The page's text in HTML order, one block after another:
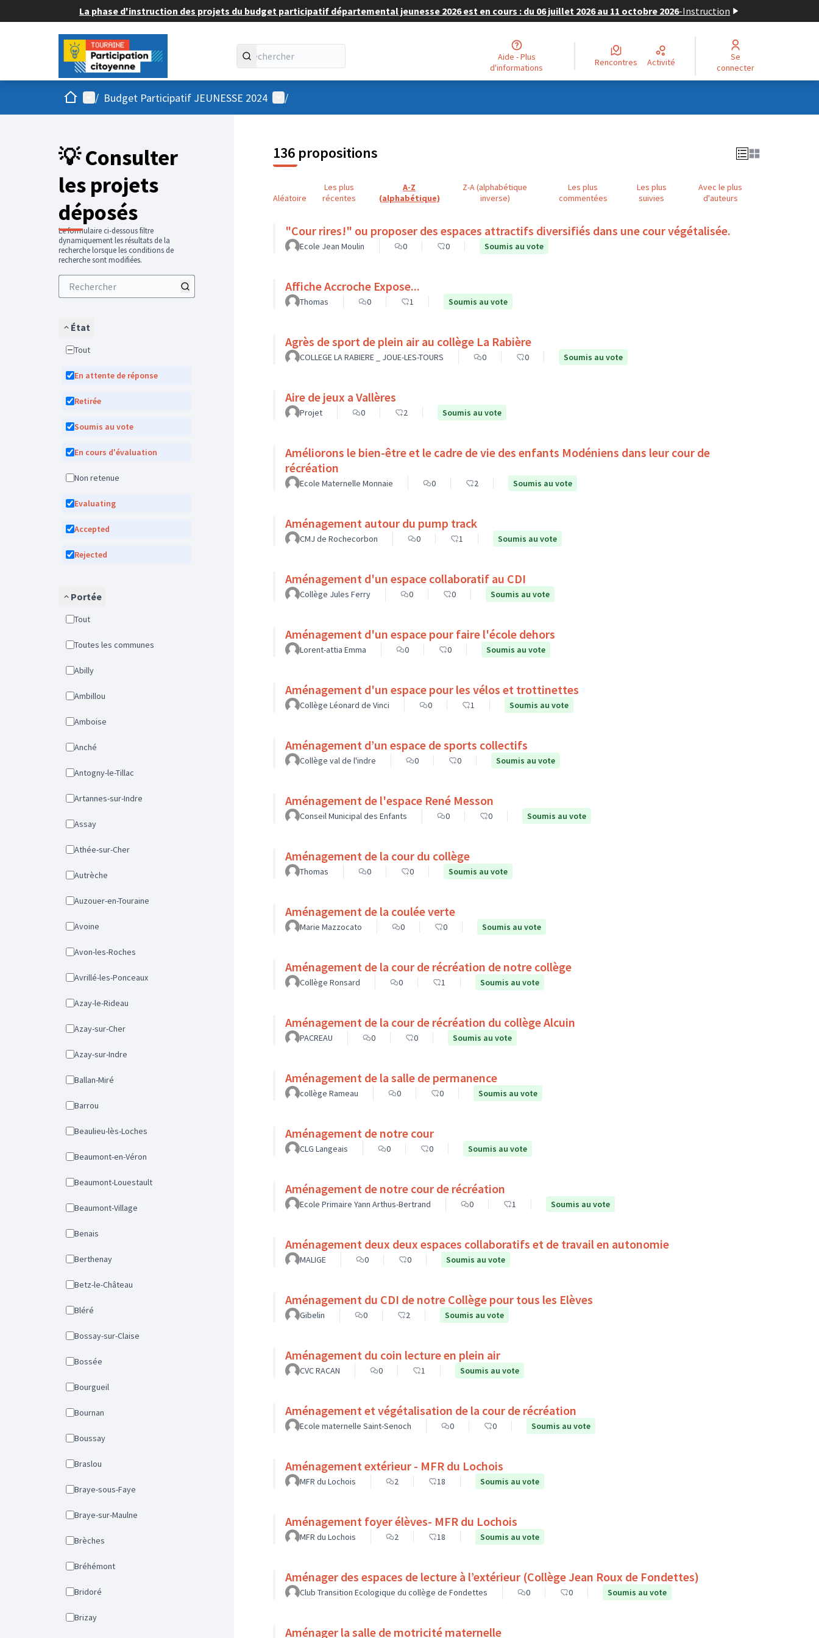
La phase d'instruction des projets du budget participatif départemental jeunesse 2026 est en cours : du 06 juillet 2026 au 11 octobre 2026-Instruction
Aide - Plus
d'informations
Rencontres Activité
Se
connecter
AccueilMenu principal
/ Budget Participatif JEUNESSE 2024 Menu utilisateur
/
💡 Consulter
les projets
déposés
Le formulaire ci-dessous filtre
dynamiquement les résultats de la
recherche lorsque les conditions de
recherche sont modifiées.
État
Tout
En attente de réponse
Retirée
Soumis au vote
En cours d'évaluation
Non retenue
Evaluating
Accepted
Rejected
Portée
Tout
Toutes les communes
Abilly
Ambillou
Amboise
Anché
Antogny-le-Tillac
Artannes-sur-Indre
Assay
Athée-sur-Cher
Autrèche
Auzouer-en-Touraine
Avoine
Avon-les-Roches
Avrillé-les-Ponceaux
Azay-le-Rideau
Azay-sur-Cher
Azay-sur-Indre
Ballan-Miré
Barrou
Beaulieu-lès-Loches
Beaumont-en-Véron
Beaumont-Louestault
Beaumont-Village
Benais
Berthenay
Betz-le-Château
Bléré
Bossay-sur-Claise
Bossée
Bourgueil
Bournan
Boussay
Braslou
Braye-sous-Faye
Braye-sur-Maulne
Brèches
Bréhémont
Bridoré
Brizay
136 propositions
Aléatoire
Les plus
récentes
A-Z
(alphabétique)
Z-A (alphabétique
inverse)
Les plus
commentées
Les plus
suivies
Avec le plus
d'auteurs
"Cour rires!" ou proposer des espaces attractifs diversifiés dans une cour végétalisée.
Ecole Jean Moulin 0 0 Soumis au vote
Affiche Accroche Expose...
Thomas 0 1 Soumis au vote
Agrès de sport de plein air au collège La Rabière
COLLEGE LA RABIERE _ JOUE-LES-TOURS 0 0 Soumis au vote
Aire de jeux a Vallères
Projet 0 2 Soumis au vote
Améliorons le bien-être et le cadre de vie des enfants Modéniens dans leur cour de
récréation
Ecole Maternelle Monnaie 0 2 Soumis au vote
Aménagement autour du pump track
CMJ de Rochecorbon 0 1 Soumis au vote
Aménagement d'un espace collaboratif au CDI
Collège Jules Ferry 0 0 Soumis au vote
Aménagement d'un espace pour faire l'école dehors
Lorent-attia Emma 0 0 Soumis au vote
Aménagement d'un espace pour les vélos et trottinettes
Collège Léonard de Vinci 0 1 Soumis au vote
Aménagement d’un espace de sports collectifs
Collège val de l'indre 0 0 Soumis au vote
Aménagement de l'espace René Messon
Conseil Municipal des Enfants 0 0 Soumis au vote
Aménagement de la cour du collège
Thomas 0 0 Soumis au vote
Aménagement de la coulée verte
Marie Mazzocato 0 0 Soumis au vote
Aménagement de la cour de récréation de notre collège
Collège Ronsard 0 1 Soumis au vote
Aménagement de la cour de récréation du collège Alcuin
PACREAU 0 0 Soumis au vote
Aménagement de la salle de permanence
collège Rameau 0 0 Soumis au vote
Aménagement de notre cour
CLG Langeais 0 0 Soumis au vote
Aménagement de notre cour de récréation
Ecole Primaire Yann Arthus-Bertrand 0 1 Soumis au vote
Aménagement deux deux espaces collaboratifs et de travail en autonomie
MALIGE 0 0 Soumis au vote
Aménagement du CDI de notre Collège pour tous les Elèves
Gibelin 0 2 Soumis au vote
Aménagement du coin lecture en plein air
CVC RACAN 0 1 Soumis au vote
Aménagement et végétalisation de la cour de récréation
Ecole maternelle Saint-Senoch 0 0 Soumis au vote
Aménagement extérieur - MFR du Lochois
MFR du Lochois 2 18 Soumis au vote
Aménagement foyer élèves- MFR du Lochois
MFR du Lochois 2 18 Soumis au vote
Aménager des espaces de lecture à l’extérieur (Collège Jean Roux de Fondettes)
Club Transition Ecologique du collège de Fondettes 0 0 Soumis au vote
Aménager la salle de motricité maternelle